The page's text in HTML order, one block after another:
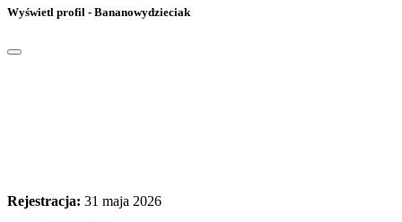
Wyświetl profil - Bananowydzieciak
Rejestracja: 31 maja 2026